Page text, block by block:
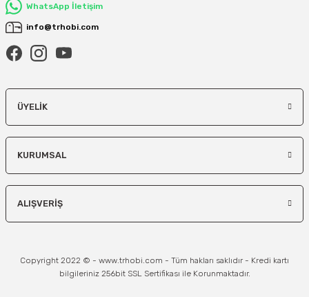
WhatsApp İletişim
info@trhobi.com
ÜYELIK
KURUMSAL
ALIŞVERIŞ
Copyright 2022 © - www.trhobi.com - Tüm hakları saklıdır - Kredi kartı
bilgileriniz 256bit SSL Sertifikası ile Korunmaktadır.